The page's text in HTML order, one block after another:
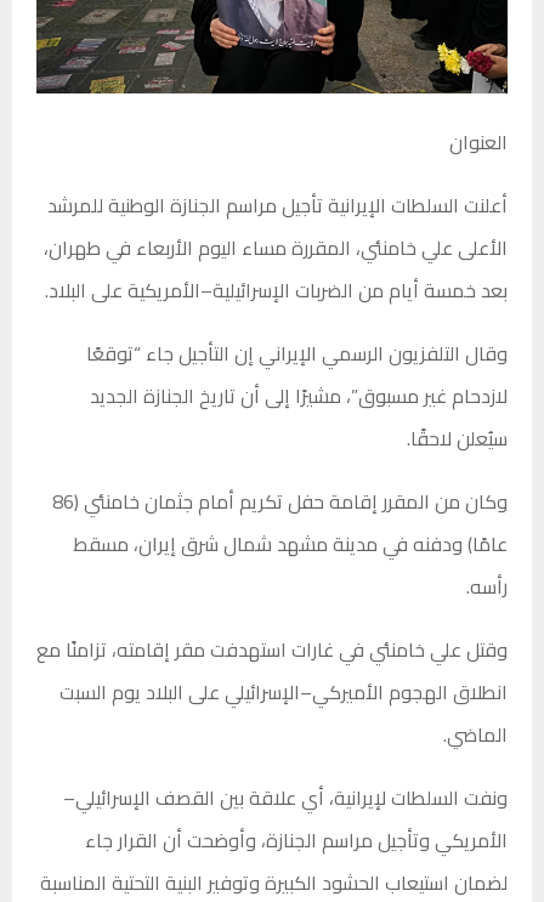
العنوان
أعلنت السلطات الإيرانية تأجيل مراسم الجنازة الوطنية للمرشد
الأعلى علي خامنئي، المقررة مساء اليوم الأربعاء في طهران،
بعد خمسة أيام من الضربات الإسرائيلية–الأمريكية على البلاد.
وقال التلفزيون الرسمي الإيراني إن التأجيل جاء “توقعًا
لازدحام غير مسبوق”، مشيرًا إلى أن تاريخ الجنازة الجديد
سيُعلن لاحقًا.
وكان من المقرر إقامة حفل تكريم أمام جثمان خامنئي (86
عامًا) ودفنه في مدينة مشهد شمال شرق إيران، مسقط
رأسه.
وقتل علي خامنئي في غارات استهدفت مقر إقامته، تزامنًا مع
انطلاق الهجوم الأميركي–الإسرائيلي على البلاد يوم السبت
الماضي.
ونفت السلطات لإيرانية، أي علاقة بين القصف الإسرائيلي–
الأمريكي وتأجيل مراسم الجنازة، وأوضحت أن القرار جاء
لضمان استيعاب الحشود الكبيرة وتوفير البنية التحتية المناسبة